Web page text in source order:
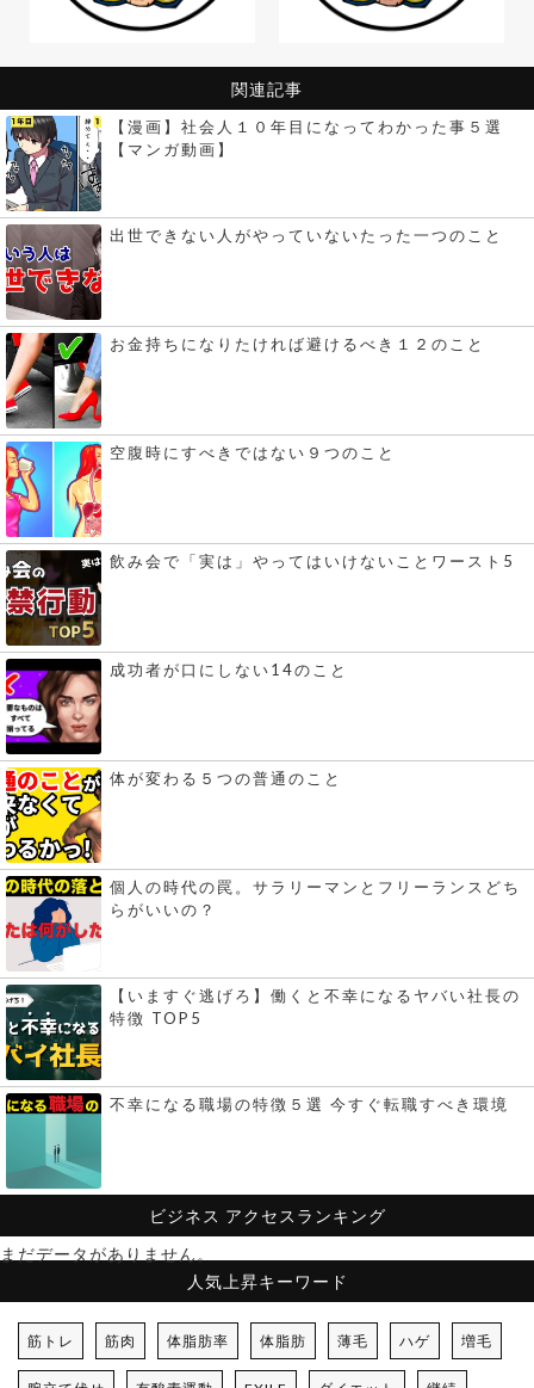
関連記事
【漫画】社会人１０年目になってわかった事５選
【マンガ動画】
出世できない人がやっていないたった一つのこと
お金持ちになりたければ避けるべき１２のこと
空腹時にすべきではない９つのこと
飲み会で「実は」やってはいけないことワースト5
成功者が口にしない14のこと
体が変わる５つの普通のこと
個人の時代の罠。サラリーマンとフリーランスどち
らがいいの？
【いますぐ逃げろ】働くと不幸になるヤバい社長の
特徴 TOP5
不幸になる職場の特徴５選 今すぐ転職すべき環境
ビジネス アクセスランキング
まだデータがありません。
人気上昇キーワード
筋トレ 筋肉 体脂肪率 体脂肪 薄毛 ハゲ 増毛